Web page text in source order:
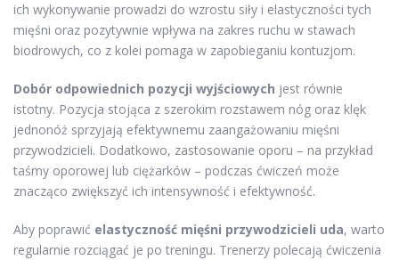
ich wykonywanie prowadzi do wzrostu siły i elastyczności tych
mięśni oraz pozytywnie wpływa na zakres ruchu w stawach
biodrowych, co z kolei pomaga w zapobieganiu kontuzjom.
Dobór odpowiednich pozycji wyjściowych jest równie
istotny. Pozycja stojąca z szerokim rozstawem nóg oraz klęk
jednonóż sprzyjają efektywnemu zaangażowaniu mięśni
przywodzicieli. Dodatkowo, zastosowanie oporu – na przykład
taśmy oporowej lub ciężarków – podczas ćwiczeń może
znacząco zwiększyć ich intensywność i efektywność.
Aby poprawić elastyczność mięśni przywodzicieli uda, warto
regularnie rozciągać je po treningu. Trenerzy polecają ćwiczenia